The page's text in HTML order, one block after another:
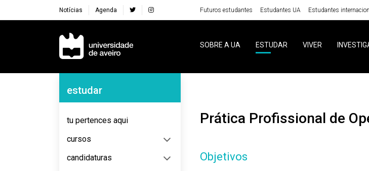
Notícias Agenda Futuros estudantes Estudantes UA Estudantes
Navegação Principal
SOBRE A UA ESTUDAR VIVER
Navegação Lateral
estudar
tu pertences aqui
cursos
candidaturas
Prática Profissional de
Objetivos